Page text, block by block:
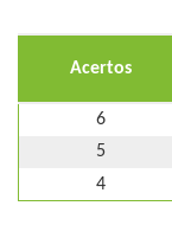
Acertos
6
5
4